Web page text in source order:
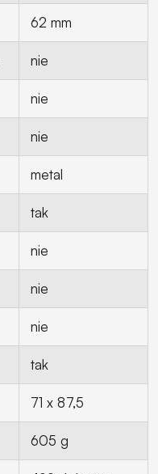
62 mm
nie
nie
nie
metal
tak
nie
nie
nie
tak
71 x 87,5
605 g